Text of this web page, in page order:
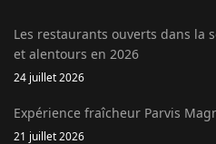
Les restaurants ouverts dans la
et alentours en 2026
24 juillet 2026
Expérience fraîcheur Parvis
21 juillet 2026